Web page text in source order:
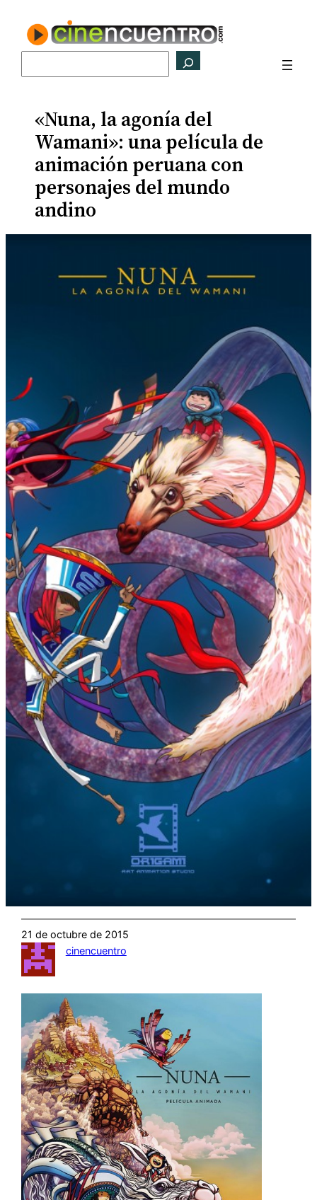
contenido
«Nuna, la agonía del
Wamani»: una película de
animación peruana con
personajes del mundo
andino
21 de octubre de 2015
cinencuentro